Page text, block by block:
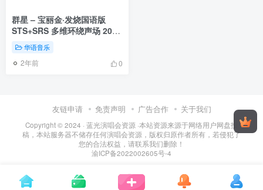
群星 – 宝丽金·发烧国语版
STS+SRS 多维环绕声场 2010
[24Bit/96kHz] [Hi-Res WAV
1.54GB]
华语音乐
2年前 0
友链申请 免责声明 广告合作 关于我们
Copyright © 2024 · 蓝光演唱会资源 ·本站资源来源于网络用户网盘投
稿，本站服务器不储存任何演唱会资源，版权归原作者所有，若侵犯了
您的合法权益，请联系我们删除！
渝ICP备2022002605号-4